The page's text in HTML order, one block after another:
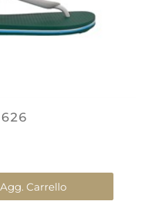
Agg. Carrello